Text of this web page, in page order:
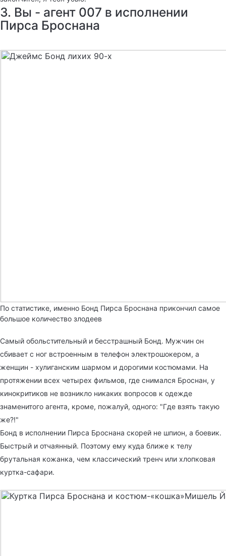
3. Вы - агент 007 в исполнении
Пирса Броснана
По статистике, именно Бонд Пирса Броснана прикончил самое
большое количество злодеев
Самый обольстительный и бесстрашный Бонд. Мужчин он
сбивает с ног встроенным в телефон электрошокером, а
женщин - хулиганским шармом и дорогими костюмами. На
протяжении всех четырех фильмов, где снимался Броснан, у
кинокритиков не возникло никаких вопросов к одежде
знаменитого агента, кроме, пожалуй, одного: "Где взять такую
же?!"
Бонд в исполнении Пирса Броснана скорей не шпион, а боевик.
Быстрый и отчаянный. Поэтому ему куда ближе к телу
брутальная кожанка, чем классический тренч или хлопковая
куртка-сафари.